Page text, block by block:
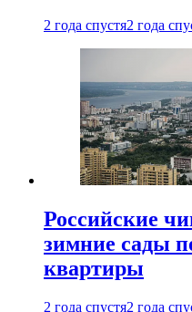
2 года спустя2 года
Российские
зимние сады
квартиры
2 года спустя2 года